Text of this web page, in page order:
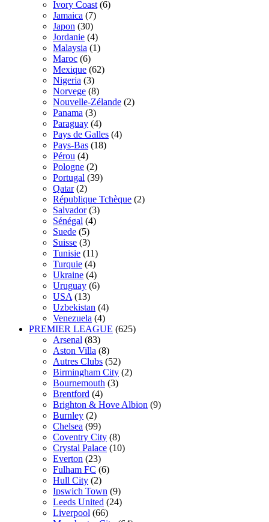
Ivory Coast (6)
Jamaica (7)
Japon (30)
Jordanie (4)
Malaysia (1)
Maroc (6)
Mexique (62)
Nigeria (3)
Norvege (8)
Nouvelle-Zélande (2)
Panama (3)
Paraguay (4)
Pays de Galles (4)
Pays-Bas (18)
Pérou (4)
Pologne (2)
Portugal (39)
Qatar (2)
République Tchèque (2)
Salvador (3)
Sénégal (4)
Suede (5)
Suisse (3)
Tunisie (11)
Turquie (4)
Ukraine (4)
Uruguay (6)
USA (13)
Uzbekistan (4)
Venezuela (4)
PREMIER LEAGUE (625)
Arsenal (83)
Aston Villa (8)
Autres Clubs (52)
Birmingham City (2)
Bournemouth (3)
Brentford (4)
Brighton & Hove Albion (9)
Burnley (2)
Chelsea (99)
Coventry City (8)
Crystal Palace (10)
Everton (23)
Fulham FC (6)
Hull City (2)
Ipswich Town (9)
Leeds United (24)
Liverpool (66)